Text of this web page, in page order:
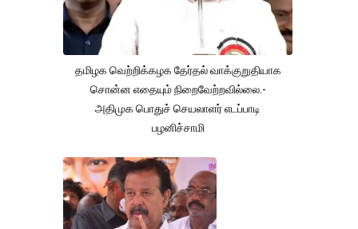
தமிழக வெற்றிக்கழக தேர்தல் வாக்குறுதியாக
சொன்ன எதையும் நிறைவேற்றவில்லை.-
அதிமுக பொதுச் செயலாளர் எடப்பாடி
பழனிச்சாமி